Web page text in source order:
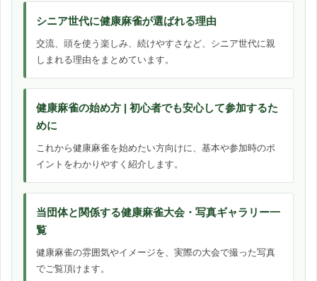
シニア世代に健康麻雀が選ばれる理由
交流、頭を使う楽しみ、続けやすさなど、シニア世代に親
しまれる理由をまとめています。
健康麻雀の始め方 | 初心者でも安心して参加するた
めに
これから健康麻雀を始めたい方向けに、基本や参加時のポ
イントをわかりやすく紹介します。
当団体と関係する健康麻雀大会・写真ギャラリー一
覧
健康麻雀の雰囲気やイメージを、実際の大会で撮った写真
でご覧頂けます。